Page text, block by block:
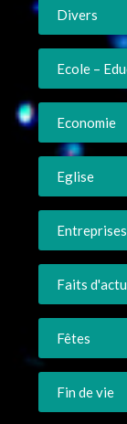
Divers
Ecole –
Economie
Eglise
Entreprises
Faits
Fêtes
Fin de vie